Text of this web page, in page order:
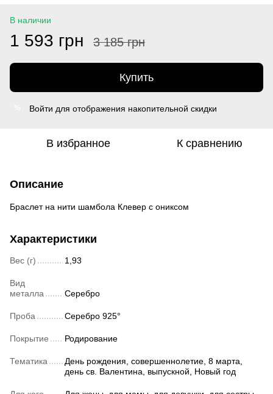
В наличии
1 593 грн 3 185 грн
Купить
Войти для отображения накопительной скидки
В избранное К сравнению
Описание
Браслет на нити шамбола Клевер с ониксом
Характеристики
Вес (г) 1,93
Вид
металла
Серебро
Проба Серебро 925°
Покрытие Родирование
Тематика
День рождения, совершеннолетие, 8 марта,
день св. Валентина, выпускной, Новый год